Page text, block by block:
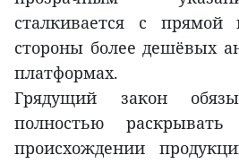
сталкивается с прямой
стороны более дешёвых
платформах.
Грядущий закон
полностью
происхождении